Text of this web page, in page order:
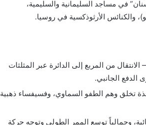
في مساجد السليمانية والسليمية،
والكنائس الأرثوذكسية في روسيا.
من المربع إلى الدائرة عبر المثلثات
الدفع الجانبي.
“العمارة النورانية والميتافيزيقية” — 40 نافذة تخلق وهم الطفو السماوي، وفسيفساء ذهبية
وجمالياً توسع الممر الطولي وتوجه حركة